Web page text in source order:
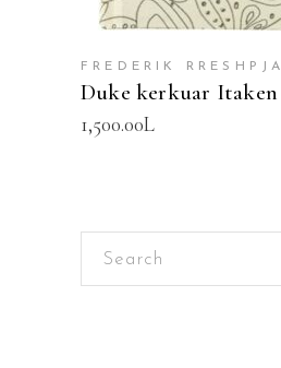
FREDERIK RRESHPJA
Duke kerkuar Itaken
1,500.00L
Search